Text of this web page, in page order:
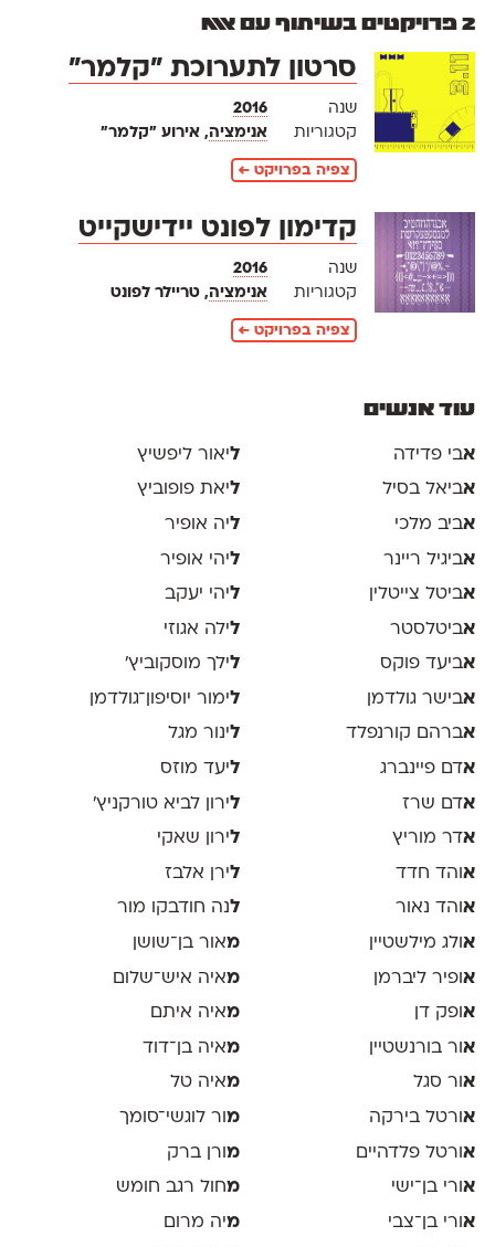
2 פרויקטים בשיתוף עם אאא
סרטון לתערוכת "קלמר"
שנה
2016
קטגוריות
אנימציה, אירוע "קלמר"
צפיה בפרויקט ←
קדימון לפונט יידישקייט
שנה
2016
קטגוריות
אנימציה, טריילר לפונט
צפיה בפרויקט ←
עוד אנשים
אבי פדידה
אביאל בסיל
אביב מלכי
אביגיל ריינר
אביטל צייטלין
אביטלסטר
אביעד פוקס
אבישר גולדמן
אברהם קורנפלד
אדם פיינברג
אדם שרז
אדר מוריץ
אוהד חדד
אוהד נאור
אולג מילשטיין
אופיר ליברמן
אופק דן
אור בורנשטיין
אור סגל
אורטל בירקה
אורטל פלדהיים
אורי בן־ישי
אורי בן־צבי
ליאור ליפשיץ
ליאת פופוביץ
ליה אופיר
ליהי אופיר
ליהי יעקב
לילה אגוזי
לילך מוסקוביץ'
לימור יוסיפון־גולדמן
לינור מגל
ליעד מוזס
לירון לביא טורקניץ׳
לירון שאקי
לירן אלבז
לנה חודבקו מור
מאור בן־שושן
מאיה איש־שלום
מאיה איתם
מאיה בן־דוד
מאיה טל
מ ור לוגשי־סומך
מ ורן ברק
מחול רגב חומש
מיה מרום